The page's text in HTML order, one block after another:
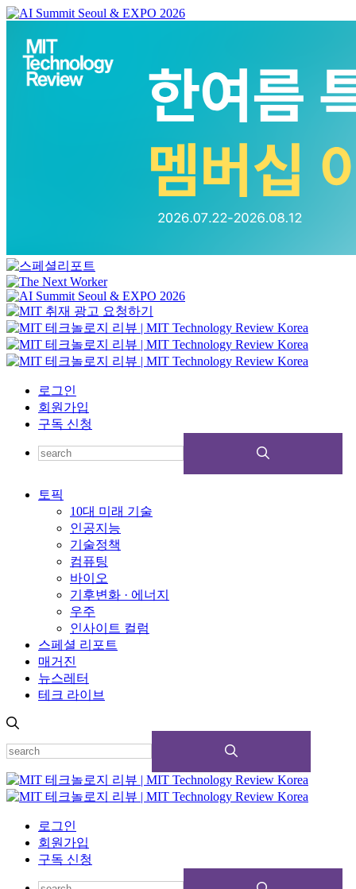
로그인
회원가입
구독 신청
토픽
10대 미래 기술
인공지능
기술정책
컴퓨팅
바이오
기후변화 · 에너지
우주
인사이트 컬럼
스페셜 리포트
매거진
뉴스레터
테크 라이브
로그인
회원가입
구독 신청